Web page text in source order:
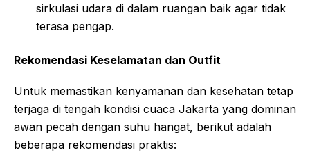
sirkulasi udara di dalam ruangan baik agar tidak
terasa pengap.
Rekomendasi Keselamatan dan Outfit
Untuk memastikan kenyamanan dan kesehatan tetap
terjaga di tengah kondisi cuaca Jakarta yang dominan
awan pecah dengan suhu hangat, berikut adalah
beberapa rekomendasi praktis: